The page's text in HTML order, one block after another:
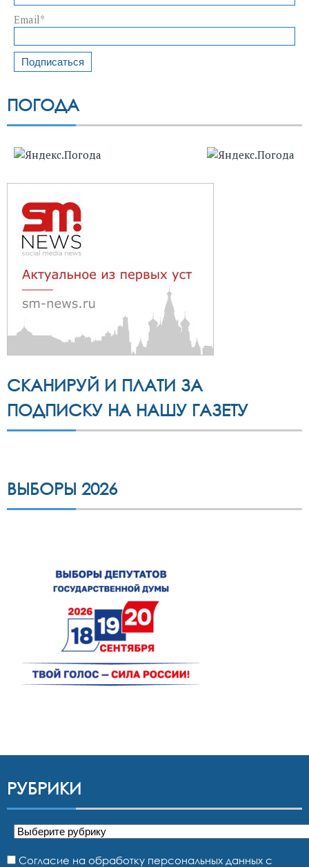
Email*
ПОГОДА
СКАНИРУЙ И ПЛАТИ ЗА
ПОДПИСКУ НА НАШУ ГАЗЕТУ
ВЫБОРЫ 2026
РУБРИКИ
Рубрики
Согласие на обработку персональных данных с